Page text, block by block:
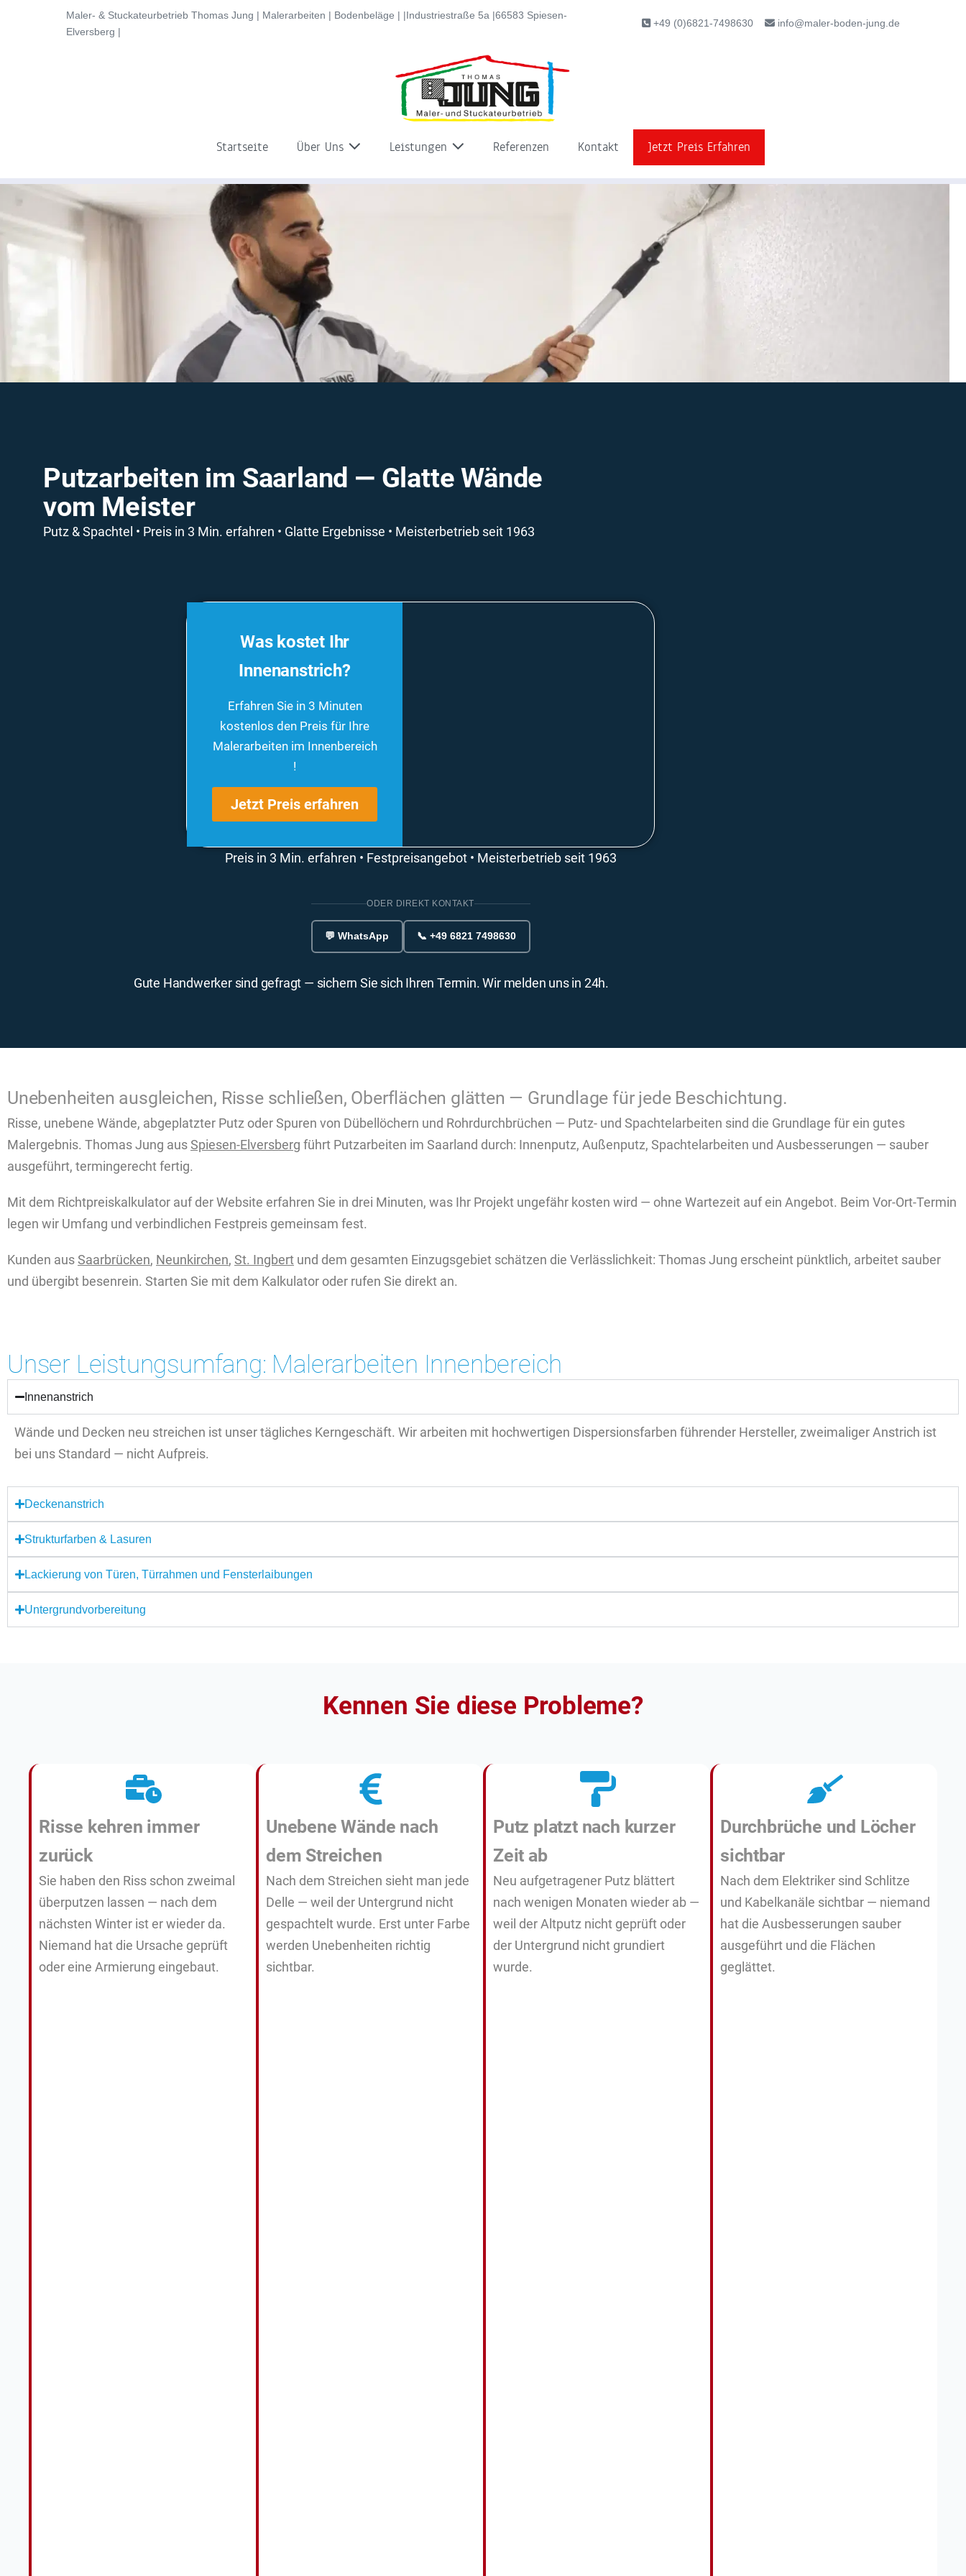
Maler- & Stuckateurbetrieb Thomas Jung | Malerarbeiten | Bodenbeläge | |Industriestraße 5a |66583 Spiesen-
Elversberg |
+49 (0)6821-7498630 info@maler-boden-jung.de
Startseite Über Uns Leistungen Referenzen Kontakt Jetzt Preis Erfahren
Putzarbeiten im Saarland — Glatte Wände
vom Meister
Putz & Spachtel • Preis in 3 Min. erfahren • Glatte Ergebnisse • Meisterbetrieb seit 1963
Was kostet Ihr
Innenanstrich?
Erfahren Sie in 3 Minuten
kostenlos den Preis für Ihre
Malerarbeiten im Innenbereich
!
Jetzt Preis erfahren
Preis in 3 Min. erfahren • Festpreisangebot • Meisterbetrieb seit 1963
ODER DIREKT KONTAKT
💬 WhatsApp 📞 +49 6821 7498630
Gute Handwerker sind gefragt — sichern Sie sich Ihren Termin. Wir melden uns in 24h.
Unebenheiten ausgleichen, Risse schließen, Oberflächen glätten — Grundlage für jede Beschichtung.
Risse, unebene Wände, abgeplatzter Putz oder Spuren von Dübellöchern und Rohrdurchbrüchen — Putz- und Spachtelarbeiten sind die Grundlage für ein gutes
Malergebnis. Thomas Jung ausSpiesen-Elversberg führt Putzarbeiten im Saarland durch: Innenputz, Außenputz, Spachtelarbeiten und Ausbesserungen — sauber
ausgeführt, termingerecht fertig.
Mit dem Richtpreiskalkulator auf der Website erfahren Sie in drei Minuten, was Ihr Projekt ungefähr kosten wird — ohne Wartezeit auf ein Angebot. Beim Vor-Ort-Termin
legen wir Umfang und verbindlichen Festpreis gemeinsam fest.
Kunden ausSaarbrücken, Neunkirchen, St. Ingbert und dem gesamten Einzugsgebiet schätzen die Verlässlichkeit: Thomas Jung erscheint pünktlich, arbeitet sauber
und übergibt besenrein. Starten Sie mit dem Kalkulator oder rufen Sie direkt an.
Unser Leistungsumfang: Malerarbeiten Innenbereich
Innenanstrich
Wände und Decken neu streichen ist unser tägliches Kerngeschäft. Wir arbeiten mit hochwertigen Dispersionsfarben führender Hersteller, zweimaliger Anstrich ist
bei uns Standard — nicht Aufpreis.
Deckenanstrich
Strukturfarben & Lasuren
Lackierung von Türen, Türrahmen und Fensterlaibungen
Untergrundvorbereitung
Kennen Sie diese Probleme?
Risse kehren immer
zurück
Sie haben den Riss schon zweimal
überputzen lassen — nach dem
nächsten Winter ist er wieder da.
Niemand hat die Ursache geprüft
oder eine Armierung eingebaut.
Unebene Wände nach
dem Streichen
Nach dem Streichen sieht man jede
Delle — weil der Untergrund nicht
gespachtelt wurde. Erst unter Farbe
werden Unebenheiten richtig
sichtbar.
Putz platzt nach kurzer
Zeit ab
Neu aufgetragener Putz blättert
nach wenigen Monaten wieder ab —
weil der Altputz nicht geprüft oder
der Untergrund nicht grundiert
wurde.
Durchbrüche und Löcher
sichtbar
Nach dem Elektriker sind Schlitze
und Kabelkanäle sichtbar — niemand
hat die Ausbesserungen sauber
ausgeführt und die Flächen
geglättet.